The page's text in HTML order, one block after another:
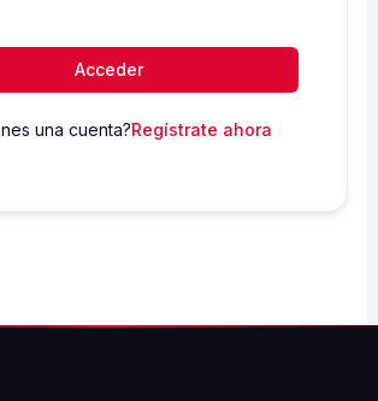
Acceder
una cuenta?Regístrate ahora